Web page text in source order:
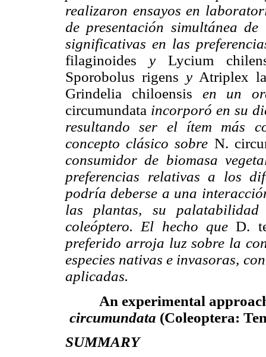
realizaron ensayos en
de presentación simultánea
significativas en las
filaginoides yLycium
Sporobolus rigens yAtriplex
Grindelia chiloensis en un
circumundata incorporó en su
resultando ser el ítem más
concepto clásico sobre N.
consumidor de biomasa
preferencias relativas a los
podría deberse a una
las plantas, su palatabilidad
coleóptero. El hecho queD.
preferido arroja luz sobre la
especies nativas e invasoras,
aplicadas.
An experimental
circumundata (Coleoptera:
SUMMARY